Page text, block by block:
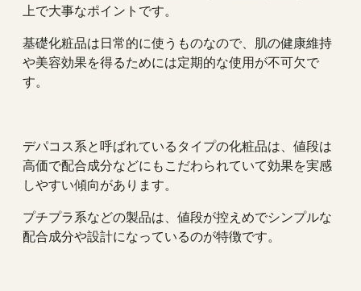
上で大事なポイントです。
基礎化粧品は日常的に使うものなので、肌の健康維持
や美容効果を得るためには定期的な使用が不可欠で
す。
デパコス系と呼ばれているタイプの化粧品は、値段は
高価で配合成分などにもこだわられていて効果を実感
しやすい傾向があります。
プチプラ系などの製品は、値段が控えめでシンプルな
配合成分や設計になっているのが特徴です。